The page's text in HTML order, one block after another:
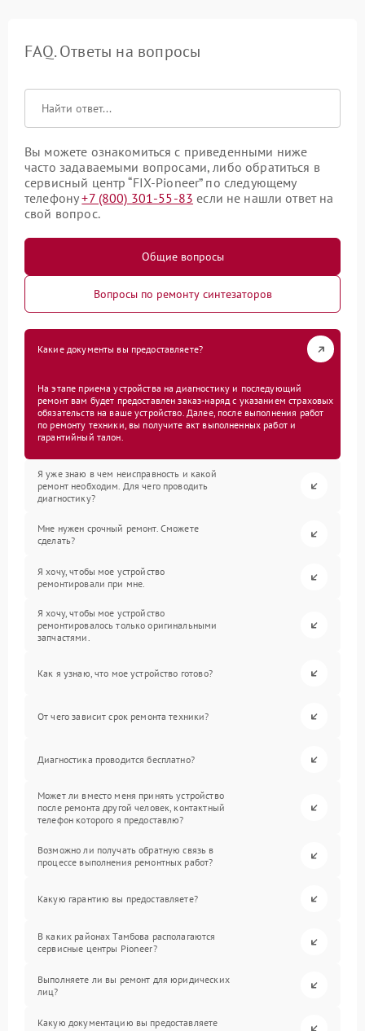
FAQ. Ответы на вопросы
Вы можете ознакомиться с приведенными ниже
часто задаваемыми вопросами, либо обратиться в
сервисный центр “FIX-Pioneer” по следующему
телефону+7 (800) 301-55-83 если не нашли ответ на
свой вопрос.
Общие вопросы
Вопросы по ремонту синтезаторов
Какие документы вы предоставляете?
На этапе приема устройства на диагностику и последующий
ремонт вам будет предоставлен заказ-наряд с указанием страховых
обязательств на ваше устройство. Далее, после выполнения работ
по ремонту техники, вы получите акт выполненных работ и
гарантийный талон.
Я уже знаю в чем неисправность и какой
ремонт необходим. Для чего проводить
диагностику?
Мне нужен срочный ремонт. Сможете
сделать?
Я хочу, чтобы мое устройство
ремонтировали при мне.
Я хочу, чтобы мое устройство
ремонтировалось только оригинальными
запчастями.
Как я узнаю, что мое устройство готово?
От чего зависит срок ремонта техники?
Диагностика проводится бесплатно?
Может ли вместо меня принять устройство
после ремонта другой человек, контактный
телефон которого я предоставлю?
Возможно ли получать обратную связь в
процессе выполнения ремонтных работ?
Какую гарантию вы предоставляете?
В каких районах Тамбова располагаются
сервисные центры Pioneer?
Выполняете ли вы ремонт для юридических
лиц?
Какую документацию вы предоставляете